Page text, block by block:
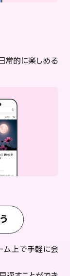
常的に楽しめる
ム上で手軽に会